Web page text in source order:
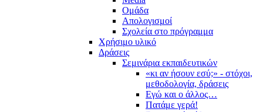
Ομάδα
Απολογισμοί
Σχολεία στο πρόγραμμα
Χρήσιμο υλικό
Δράσεις
Σεμινάρια εκπαιδευτικών
«κι αν ήσουν εσύ;» - στόχοι,
μεθοδολογία, δράσεις
Εγώ και ο άλλος…
Πατάμε γερά!